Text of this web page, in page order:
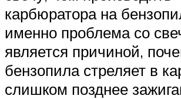
карбюратора на
именно проблема со
является причиной,
бензопила стреляет в
слишком позднее